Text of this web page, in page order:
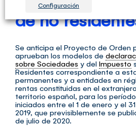
de no
Se anticipa el Proyecto de Orden
aprueban los modelos de
sobre Sociedades y del Impuesto
Residentes correspondiente a
permanentes y a entidades en
rentas constituidas en el
territorio español, para los
iniciados entre el 1 de enero y el
2019, que previsiblemente se
de julio de 2020.
Configuración